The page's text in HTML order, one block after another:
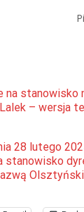
na stanowisko
– wersja
28 lutego
stanowisko